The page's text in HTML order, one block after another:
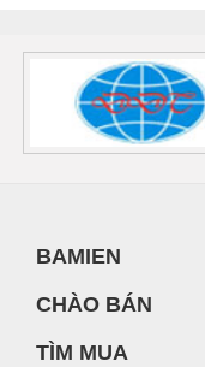
BAMIEN
CHÀO BÁN
TÌM MUA